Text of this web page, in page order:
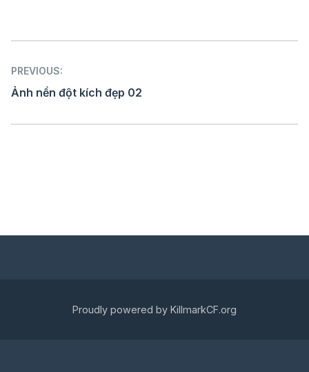
Post
navigation
PREVIOUS:
Ảnh nền đột kích đẹp 02
Proudly powered by KillmarkCF.org